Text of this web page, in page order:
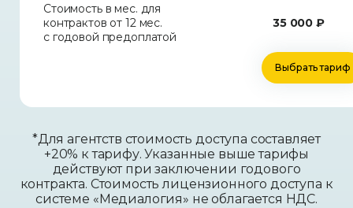
Стоимость в мес. для
контрактов от 12 мес.
с годовой предоплатой
35 000 ₽
Выбрать тариф
*Для агентств стоимость доступа составляет
+20% к тарифу. Указанные выше тарифы
действуют при заключении годового
контракта. Стоимость лицензионного доступа к
системе «Медиалогия» не облагается НДС.